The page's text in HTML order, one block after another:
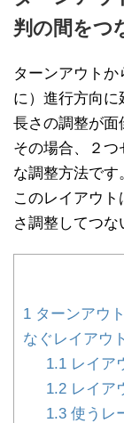
判の間をつ
ターンアウト
に）進行方向に
長さの調整が面
その場合、２
な調整方法です
このレイアウ
さ調整してつな
1 ターンアウ
なぐレイアウ
1.1レイア
1.2レイア
1.3使うレ